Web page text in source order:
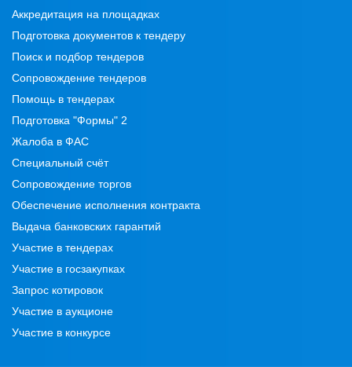
Аккредитация на площадках
Подготовка документов к тендеру
Поиск и подбор тендеров
Сопровождение тендеров
Помощь в тендерах
Подготовка "Формы" 2
Жалоба в ФАС
Специальный счёт
Сопровождение торгов
Обеспечение исполнения контракта
Выдача банковских гарантий
Участие в тендерах
Участие в госзакупках
Запрос котировок
Участие в аукционе
Участие в конкурсе